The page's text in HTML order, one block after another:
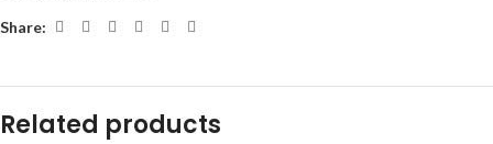
Share:
Related products